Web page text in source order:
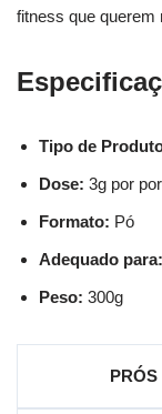
fitness que
Tipo de
Dose: 3g por
Formato: Pó
Adequado para:
Peso: 300g
PRÓS